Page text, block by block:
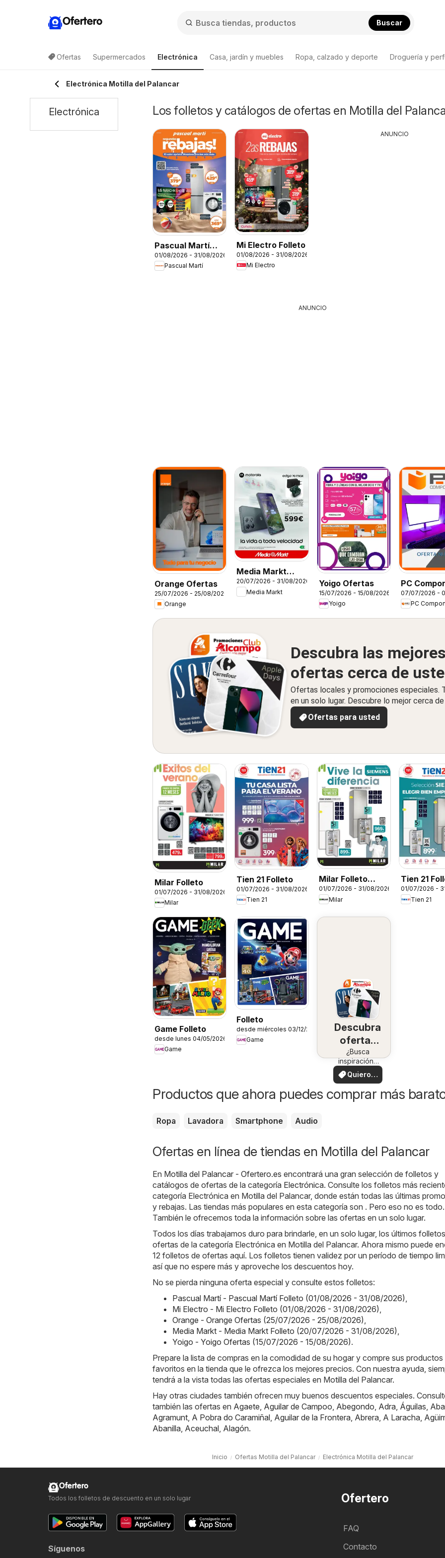
Ofertero Buscar
Ofertas Supermercados Electrónica Casa, jardín y muebles Ropa, calzado y deporte Droguería y
Electrónica Motilla del Palancar
Los folletos y catálogos de ofertas en Motilla del
Pascual Martí
Folleto
01/08/2026 - 31/08/2026
Pascual Martí
Mi Electro Folleto
01/08/2026 - 31/08/2026
Mi Electro
ANUNCIO
ANUNCIO
Orange Ofertas
25/07/2026 - 25/08/2026
Orange
Media Markt
Folleto
20/07/2026 - 31/08/2026
Media Markt
Yoigo Ofertas
15/07/2026 - 15/08/2026
Yoigo
PC
Folleto
07/07/2026 -
PC
Descubra las
ofertas cerca de
Ofertas locales y promociones especiales.
en un solo lugar. Descubre lo mejor cerca
Ofertas para usted
Milar Folleto
01/07/2026 - 31/08/2026
Milar
Tien 21 Folleto
01/07/2026 - 31/08/2026
Tien 21
Milar Folleto
Siemens
01/07/2026 - 31/08/2026
Milar
Tien 21
Siemens
01/07/2026 -
Tien 21
Game Folleto
desde lunes 04/05/2026
Game
Folleto
desde miércoles 03/12/2025
Game
Descubra
ofertas
en su
zona
¿Busca
inspiración?
¡Vea las
ofertas en su
Quiero
ver
Productos que ahora puedes comprar más
Ropa Lavadora Smartphone Audio
Ofertas en línea de tiendas en Motilla del Palancar
En Motilla del Palancar - Ofertero.es encontrará una gran selección de folletos y
catálogos de ofertas de la categoría Electrónica. Consulte los folletos más
categoría Electrónica en Motilla del Palancar, donde están todas las últimas
y rebajas. Las tiendas más populares en esta categoría son . Pero eso no es todo.
También le ofrecemos toda la información sobre las ofertas en un solo lugar.
Todos los días trabajamos duro para brindarle, en un solo lugar, los últimos
ofertas de la categoría Electrónica en Motilla del Palancar. Ahora mismo puede
12 folletos de ofertas aquí. Los folletos tienen validez por un período de tiempo
así que no espere más y aproveche los descuentos hoy.
No se pierda ninguna oferta especial y consulte estos folletos:
Pascual Martí - Pascual Martí Folleto (01/08/2026 - 31/08/2026)
Mi Electro - Mi Electro Folleto (01/08/2026 - 31/08/2026)
Orange - Orange Ofertas (25/07/2026 - 25/08/2026)
Media Markt - Media Markt Folleto (20/07/2026 - 31/08/2026)
Yoigo - Yoigo Ofertas (15/07/2026 - 15/08/2026).
Prepare la lista de compras en la comodidad de su hogar y compre sus productos
favoritos en la tienda que le ofrezca los mejores precios. Con nuestra ayuda,
tendrá a la vista todas las ofertas especiales en Motilla del Palancar.
Hay otras ciudades también ofrecen muy buenos descuentos especiales.
también las ofertas en Agaete Aguilar de Campoo Abegondo Adra Águilas
Agramunt A Pobra do Caramiñal Aguilar de la Frontera Abrera A Laracha
Abanilla Aceuchal Alagón.
Inicio Ofertas Motilla del Palancar Electrónica Motilla del Palancar
Electrónica
Ofertero
FAQ
Contacto
Ofertero
Todos los folletos de descuento en un solo lugar
Síguenos